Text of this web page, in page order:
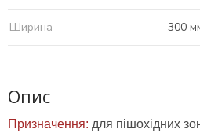
Ширина 300
Опис
Призначення: для пішохідних